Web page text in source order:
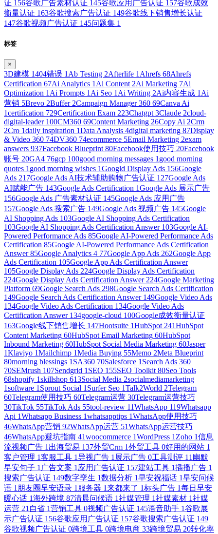
证 156谷歌广告素材认证 145谷歌应用广告认证 157谷歌成效
衡量认证 163谷歌搜索广告认证 149谷歌线下销售增长认证
147谷歌视频广告认证 145问题集 1
标签
×
3D建模 1404错误 1 Ab Testing 2Afterlife 1 Ahrefs 68Ahrefs
Certification 67Ai Analytics 1 Ai Content 2Ai Marketing 7Ai
Optimization 1 Ai Prompts 1 Ai Seo 1 Ai Writing 2Ai内容生成 1 Ai
营销 5Brevo 2Buffer 2Campaign Manager 360 69Canva Ai
1certification 729Certification Exam 223Chatgpt 3Claude 2cloud-
digital-leader 100CM360 69Content Marketing 26Copy Ai 2Crm
2Cro 1daily inspiration 1Data Analysis 4digital marketing 87Display
& Video 360 74DV360 74ecommerce 5Email Marketing 2exam
answers 937Facebook Blueprint 80Facebook使用技巧 20Facebook
账号 20GA4 76gcp 100good morning messages 1 good morning
quotes 1 good morning wishes 1Googld Display Ads 156Google
Ads 217Google Ads AI技术辅助购物广告认证 127Google Ads
AI赋能广告 143Google Ads Certification 1Google Ads 展示广告
156Google Ads 广告素材认证 145Google Ads 应用广告
157Google Ads 搜索广告 149Google Ads 视频广告 145Google
AI Shopping Ads 103Google AI Shopping Ads Certification
103Google AI Shopping Ads Certification Answer 103Google AI-
Powered Performance Ads 85Google AI-Powered Performance Ads
Certification 85Google AI-Powered Performance Ads Certification
Answer85Google Analytics 4 77Google App Ads 262Google App
Ads Certification 105Google App Ads Certification Answer
105Google Display Ads 224Google Display Ads Certification
224Google Display Ads Certification Answer 224Google Marketing
Platform 69Google Search Ads 298Google Search Ads Certification
149Google Search Ads Certification Answer 149Google Video Ads
134Google Video Ads Certification 134Google Video Ads
Certification Answer 134google-cloud 100Google成效衡量认证
163Google线下销售增长 147Hootsuite 1HubSpot 241HubSpot
Content Marketing 60HubSpot Email Marketing 60HubSpot
Inbound Marketing 60HubSpot Social Media Marketing 60Jasper
1Klaviyo 1Mailchimp 1Media Buying 55Memo 2Meta Blueprint
80morning blessings 1 SA360 70Salesforce 1 Search Ads 360
70SEMrush 107Sendgrid 1 SEO 155SEO Toolkit 80Seo Tools
68shopify 1skillshop 613Social Media 2socialmediamarketing
1software 1 Sprout Social 1 Surfer Seo 1Talk2World 2Telegram
60Telegram使用技巧 60Telegram运营 30Telegram运营技巧
30TikTok 55TikTok Ads 55tool-review 11WhatsApp 119Whatsapp
Api 1Whatsapp Business 1whatsapptips 1WhatsApp使用技巧
46WhatsApp营销 92WhatsApp运营 51WhatsApp运营技巧
46WhatsApp避坑指南 41woocommerce 1WordPress 1 Zoho 1信息
流视频广告 1 出海贸易 137外贸Crm 1外贸工具 0好用的网站 1
客户管理 1客服工具 1导视广告 1 展示广告 0工具测评 11 幽默
早安句子 1 广告文案 1 应用广告认证 157建站工具 1插播广告 1
搜索广告认证 149数字孪生 1数据分析 1早安祝福话 1早安问候
语 1 朋友圈早安语录 1 服务器 1来都来了 1标头广告 1每日早安
暖心话 1海外跨境 87清晨问候语 1社媒管理 1社媒素材 1社媒
运营 21 自省 1营销工具 0视频广告认证 145语音助手 1谷歌展
示广告认证 156谷歌应用广告认证 157谷歌搜索广告认证 149
谷歌视频广告认证 0跨境工具 0跨境电商 33跨境贸易 20转化率